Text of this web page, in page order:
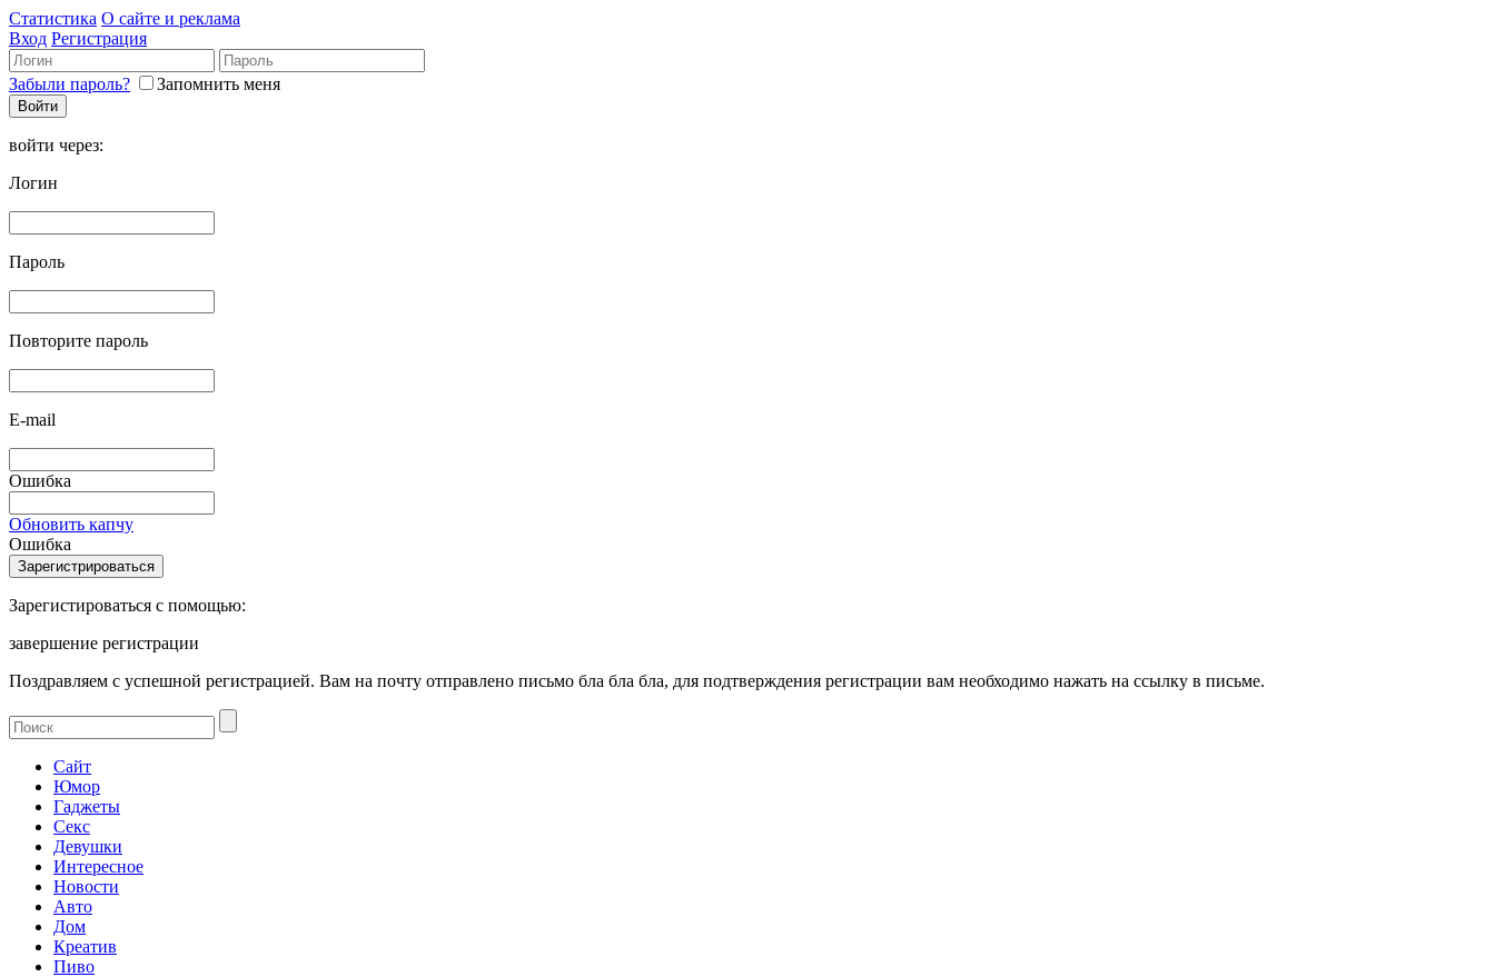
Статистика О сайте и реклама
Вход Регистрация
Забыли пароль? Запомнить меня
войти через:
Логин
Пароль
Повторите пароль
E-mail
Ошибка
Обновить капчу
Ошибка
Зарегистироваться с помощью:
завершение регистрации
Поздравляем с успешной регистрацией. Вам на почту отправлено письмо бла бла бла, для подтверждения регистрации вам необходимо нажать на ссылку в письме.
Сайт
Юмор
Гаджеты
Секс
Девушки
Интересное
Новости
Авто
Дом
Креатив
Пиво